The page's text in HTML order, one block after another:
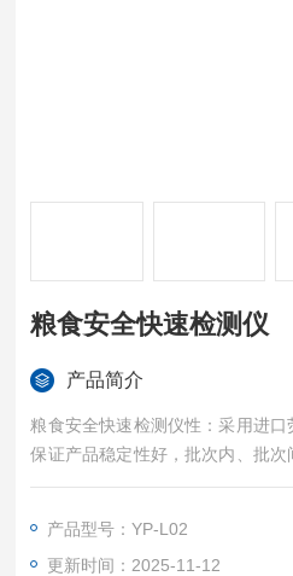
粮食安全快速检测仪
产品简介
粮食安全快速检测仪性：采用进
保证产品稳定性好，批次内、批次
存，无需冷藏。检测后，试剂条
湿度影响，适用场地更广。
产品型号：YP-L02
更新时间：2025-11-12